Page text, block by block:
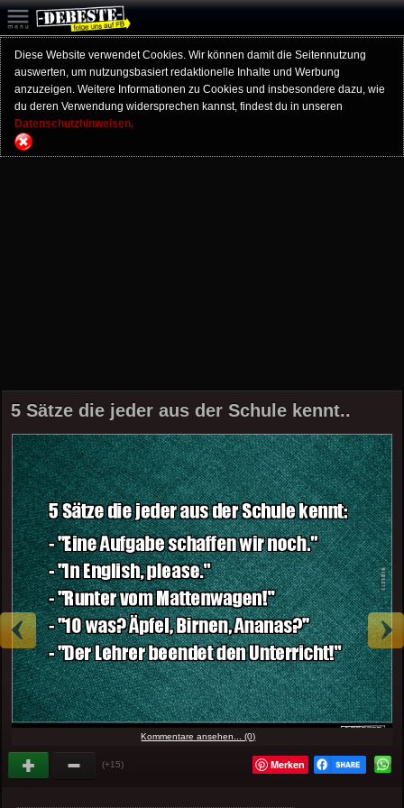
Diese Website verwendet Cookies. Wir können damit die Seitennutzung
auswerten, um nutzungsbasiert redaktionelle Inhalte und Werbung
anzuzeigen. Weitere Informationen zu Cookies und insbesondere dazu, wie
du deren Verwendung widersprechen kannst, findest du in unseren
Datenschutzhinweisen.
5 Sätze die jeder aus der Schule kennt..
Kommentare ansehen... (0)
(+15) Merken